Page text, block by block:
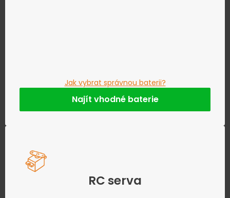
Jak vybrat správnou baterii?
Najít vhodné baterie
RC serva